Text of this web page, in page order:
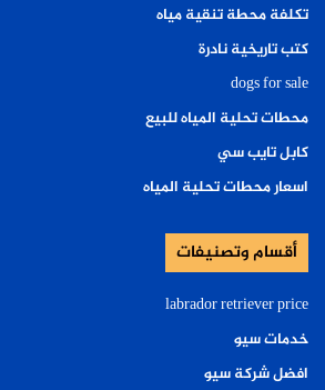
تكلفة محطة تنقية مياه
كتب تاريخية نادرة
dogs for sale
محطات تحلية المياه للبيع
كابل تايب سي
اسعار محطات تحلية المياه
أقسام وتصنيفات
labrador retriever price
خدمات سيو
افضل شركة سيو